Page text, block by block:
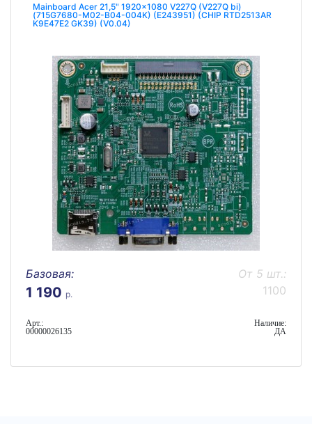
Mainboard Acer 21,5" 1920x1080 V227Q (V227Q bi)
(715G7680-M02-B04-004K) (E243951) (CHIP RTD2513AR
K9E47E2 GK39) (V0.04)
Базовая:
1 190 р.
От 5 шт.:
1100
Арт.:
00000026135
Наличие:
ДА